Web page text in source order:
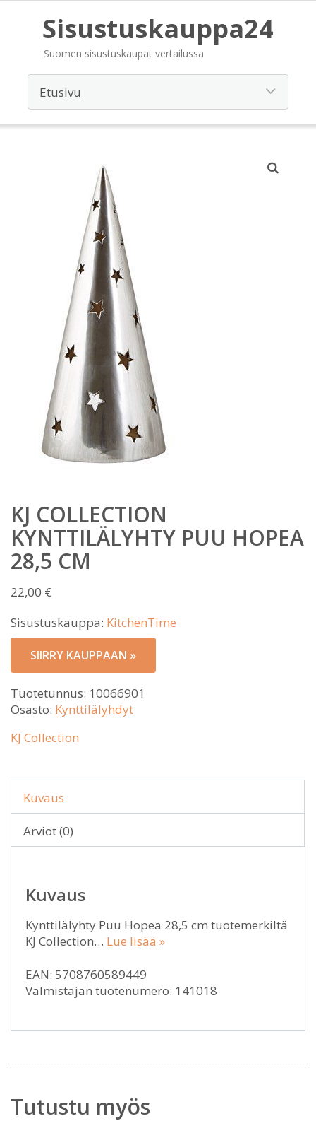
Sisustuskauppa24
Suomen sisustuskaupat vertailussa
KJ COLLECTION
KYNTTILÄLYHTY PUU HOPEA
28,5 CM
22,00 €
Sisustuskauppa: KitchenTime
SIIRRY KAUPPAAN »
Tuotetunnus: 10066901
Osasto: Kynttilälyhdyt
KJ Collection
Kuvaus
Arviot (0)
Kuvaus
Kynttilälyhty Puu Hopea 28,5 cm tuotemerkiltä
KJ Collection… Lue lisää »
EAN: 5708760589449
Valmistajan tuotenumero: 141018
Tutustu myös